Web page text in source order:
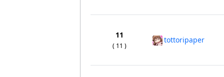
11
( 11 )
tottoripaper